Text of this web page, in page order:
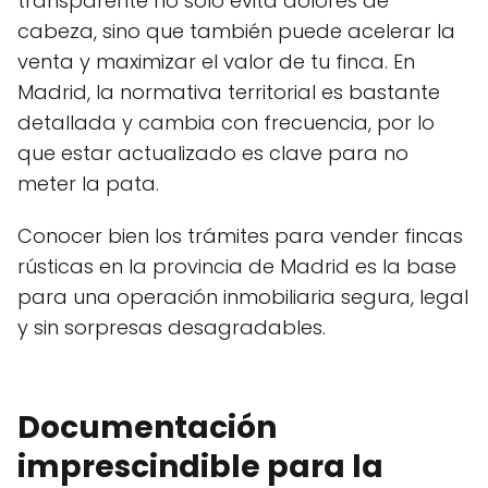
cabeza, sino que también puede acelerar la
venta y maximizar el valor de tu finca. En
Madrid, la normativa territorial es bastante
detallada y cambia con frecuencia, por lo
que estar actualizado es clave para no
meter la pata.
Conocer bien los trámites para vender fincas
rústicas en la provincia de Madrid es la base
para una operación inmobiliaria segura, legal
y sin sorpresas desagradables.
Documentación
imprescindible para la